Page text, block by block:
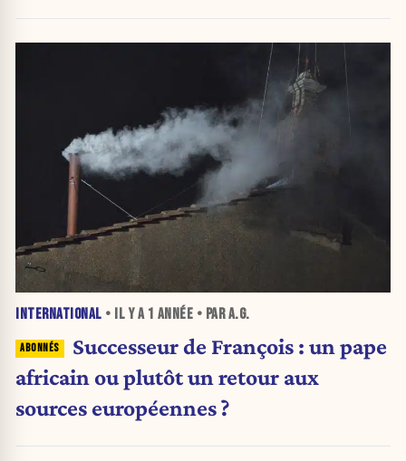
INTERNATIONAL • IL Y A 1 ANNÉE • PAR A.G.
Successeur de François : un pape
africain ou plutôt un retour aux
sources européennes ?